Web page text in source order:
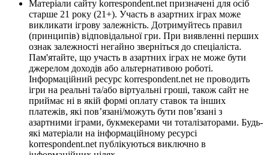
Матеріали сайту korrespondent.net призначені для осіб
старше 21 року (21+). Участь в азартних іграх може
викликати ігрову залежність. Дотримуйтесь правил
(принципів) відповідальної гри. При виявленні перших
ознак залежності негайно зверніться до спеціаліста.
Пам'ятайте, що участь в азартних іграх не може бути
джерелом доходів або альтернативою роботі.
Інформаційний ресурс korrespondent.net не проводить
ігри на реальні та/або віртуальні гроші, також сайт не
приймає ні в якій формі оплату ставок та інших
платежів, які пов’язані/можуть бути пов’язані з
азартними іграми, букмекерами чи тоталізаторами. Будь-
які матеріали на інформаційному ресурсі
korrespondent.net публікуються виключно в